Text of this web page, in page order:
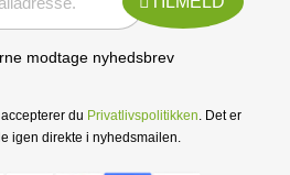
modtage nyhedsbrev
du Privatlivspolitikken. Det er
igen direkte i nyhedsmailen.